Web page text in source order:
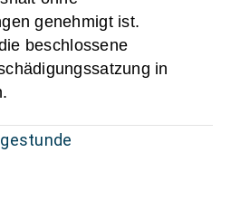
genehmigt ist.
beschlossene
in